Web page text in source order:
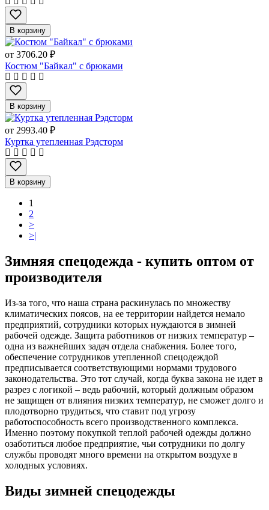
В корзину
от 3706.20 ₽
Костюм "Байкал" с брюками
В корзину
от 2993.40 ₽
Куртка утепленная Рэдсторм
В корзину
1
2
>
>|
Зимняя спецодежда - купить оптом от
производителя
Из-за того, что наша страна раскинулась по множеству
климатических поясов, на ее территории найдется немало
предприятий, сотрудники которых нуждаются в зимней
рабочей одежде. Защита работников от низких температур –
одна из важнейших задач отдела снабжения. Более того,
обеспечение сотрудников утепленной спецодеждой
предписывается соответствующими нормами трудового
законодательства. Это тот случай, когда буква закона не идет в
разрез с логикой – ведь рабочий, который должным образом
не защищен от влияния низких температур, не сможет долго и
плодотворно трудиться, что ставит под угрозу
работоспособность всего производственного комплекса.
Именно поэтому покупкой теплой рабочей одежды должно
озаботиться любое предприятие, чьи сотрудники по долгу
службы проводят много времени на открытом воздухе в
холодных условиях.
Виды зимней спецодежды